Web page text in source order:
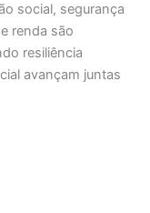
social, segurança
renda são
resiliência
avançam juntas